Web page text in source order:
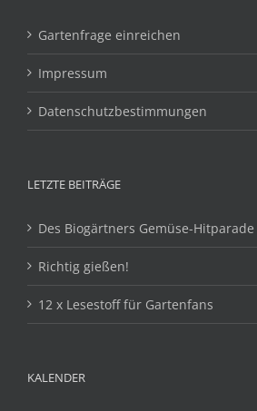
Gartenfrage einreichen
Impressum
Datenschutzbestimmungen
LETZTE BEITRÄGE
Des Biogärtners Gemüse-Hitparade
Richtig gießen!
12 x Lesestoff für Gartenfans
KALENDER